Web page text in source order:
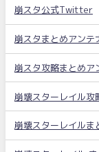
崩スタ公式Twitter
崩スタまとめアンテ
崩スタ攻略まとめア
崩壊スターレイル攻
崩壊スターレイルま